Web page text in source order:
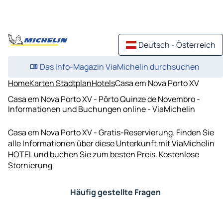
Deutsch - Österreich
Das Info-Magazin ViaMichelin durchsuchen
HomeKarten StadtplanHotelsCasa em Nova Porto XV
Casa em Nova Porto XV - Pôrto Quinze de Novembro -
Informationen und Buchungen online - ViaMichelin
Casa em Nova Porto XV - Gratis-Reservierung. Finden Sie
alle Informationen über diese Unterkunft mit ViaMichelin
HOTEL und buchen Sie zum besten Preis. Kostenlose
Stornierung
Häufig gestellte Fragen